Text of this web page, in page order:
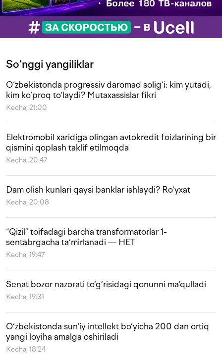
So‘nggi yangiliklar
O‘zbekistonda progressiv daromad solig‘i: kim yutadi,
kim ko‘proq to‘laydi? Mutaxassislar fikri
Kecha, 21:00
Elektromobil xaridiga olingan avtokredit foizlarining bir
qismini qoplash taklif etilmoqda
Kecha, 20:47
Dam olish kunlari qaysi banklar ishlaydi? Ro‘yxat
Kecha, 20:08
“Qizil” toifadagi barcha transformatorlar 1-
sentabrgacha ta‘mirlanadi — HET
Kecha, 19:47
Senat bozor nazorati to‘g‘risidagi qonunni ma’qulladi
Kecha, 19:31
O‘zbekistonda sun’iy intellekt bo‘yicha 200 dan ortiq
yangi loyiha amalga oshiriladi
Kecha, 18:24